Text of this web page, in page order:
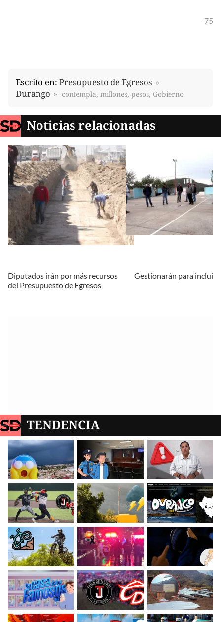
75
Escrito en: Presupuesto de Egresos
Durango
contempla, millones, pesos, Gobierno
Noticias relacionadas
Diputados irán por más recursos
del Presupuesto de Egresos
Gestionarán para incluir
TENDENCIA